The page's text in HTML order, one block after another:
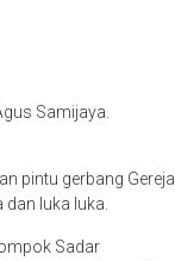
Samijaya.
pintu gerbang Gereja
dan luka luka.
Sadar